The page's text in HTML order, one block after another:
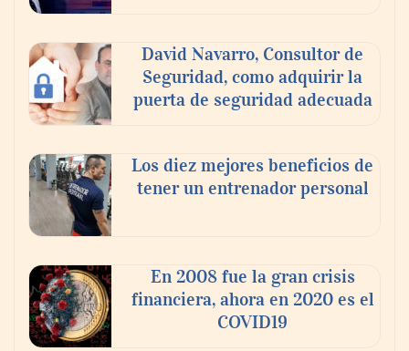
anochecer con cocina abierta
David Navarro, Consultor de
Seguridad, como adquirir la
puerta de seguridad adecuada
Los diez mejores beneficios de
tener un entrenador personal
En 2008 fue la gran crisis
financiera, ahora en 2020 es el
COVID19